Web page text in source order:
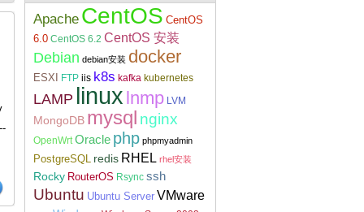
Linux下安装配置WireGuard
Apache CentOS CentOS
6.0 CentOS 6.2 CentOS 安装
Debian debian安装 docker
ESXI FTP iis k8s kafka kubernetes
LAMP linux lnmp LVM
MongoDB mysql nginx
OpenWrt Oracle php phpmyadmin
PostgreSQL redis RHEL rhel安装
Rocky RouterOS Rsync ssh
Ubuntu Ubuntu Server VMware